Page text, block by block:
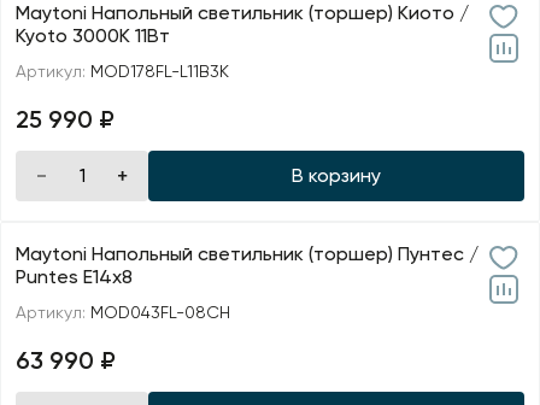
Maytoni Напольный светильник (торшер) Киото /
Kyoto 3000К 11Вт
Артикул: MOD178FL-L11B3K
25 990 ₽
В корзину
Maytoni Напольный светильник (торшер) Пунтес /
Puntes E14х8
Артикул: MOD043FL-08CH
63 990 ₽